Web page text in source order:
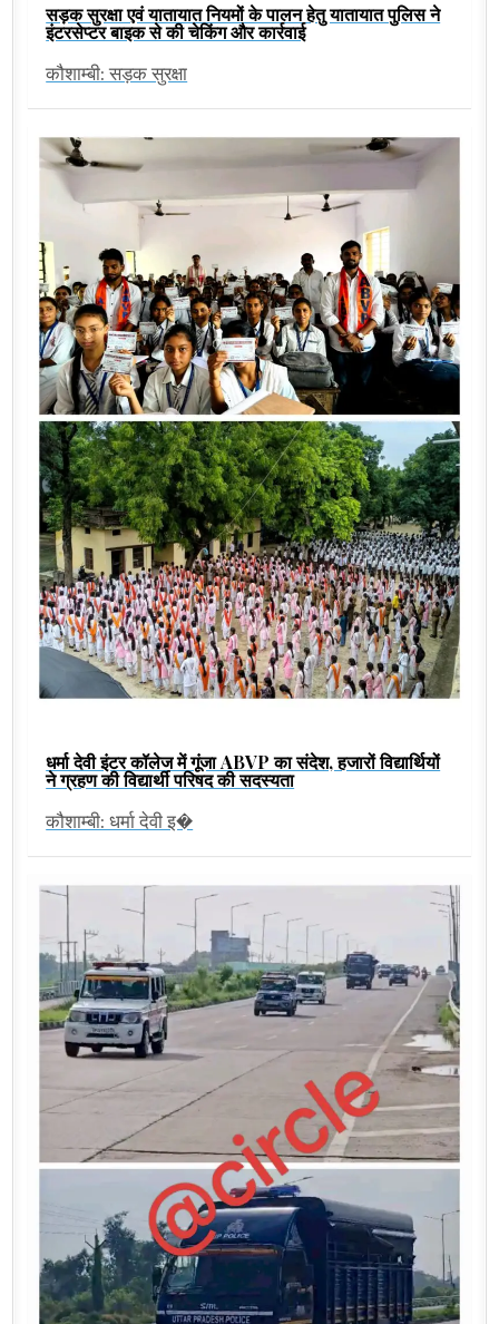
सड़क सुरक्षा एवं यातायात नियमों के पालन हेतु यातायात पुलिस ने
इंटरसेप्टर बाइक से की चेकिंग और कार्रवाई
कौशाम्बी: सड़क सुरक्षा
धर्मा देवी इंटर कॉलेज में गूंजा ABVP का संदेश, हजारों विद्यार्थियों
ने ग्रहण की विद्यार्थी परिषद की सदस्यता
कौशाम्बी: धर्मा देवी इ�